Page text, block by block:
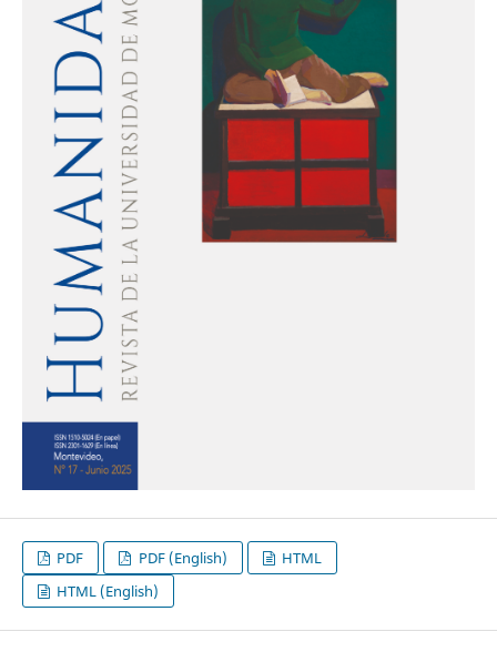
PDF PDF (English)
HTML
HTML (English)